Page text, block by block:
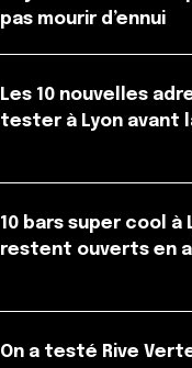
pas mourir d’ennui
Les 10 nouvelles
tester à Lyon avant
10 bars super cool à
restent ouverts en
On a testé Rive